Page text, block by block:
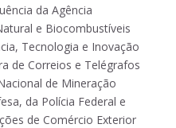
da Agência
e Biocombustíveis
Tecnologia e Inovação
de Correios e Telégrafos
de Mineração
da Polícia Federal e
de Comércio Exterior